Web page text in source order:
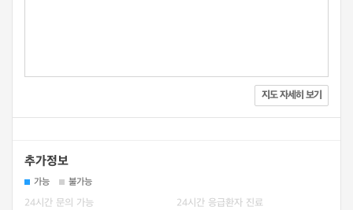
지도 자세히 보기
추가정보
가능 불가능
24시간 문의 가능
24시간 응급환자 진료